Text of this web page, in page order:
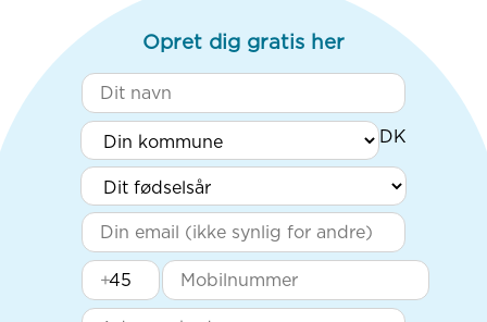
Opret dig gratis her
+